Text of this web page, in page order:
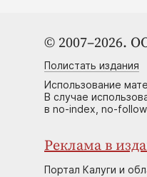
© 2007–2026.
Полистать издания
Использование
В случае
в no-index, no-
Реклама в
Портал Калуги и